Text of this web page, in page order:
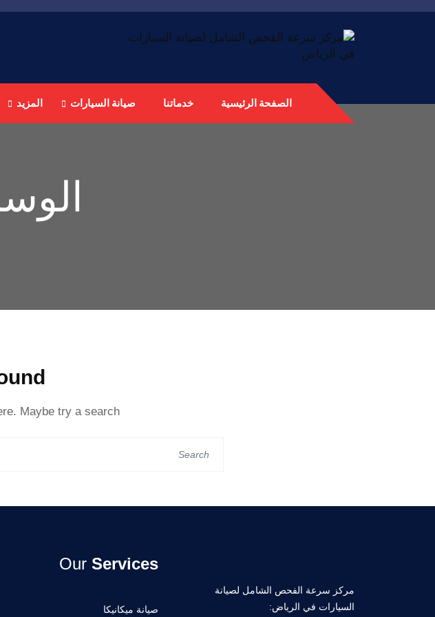
الصفحة الرئيسية خدماتنا صيانة السيارات المزيد
Maybe try a search?
مركز سرعة الفحص الشامل لصيانة
السيارات في الرياض:
Our Services
صيانة ميكانيكا